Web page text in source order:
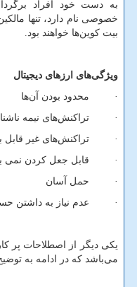
به دست خود افراد
خصوصی نام دارد، تنها
بیت کوین‌ها خواهند بود.
ویژگی‌های ارزهای دیجیتال
· محدود بودن آن‌ها
· تراکنش‌های نیمه
· تراکنش‌های غیر قابل
· قابل جعل کردن نمی
· حمل آسان
· عدم نیاز به داشتن
یکی دیگر از اصطلاحات پر
می‌باشد که در ادامه به